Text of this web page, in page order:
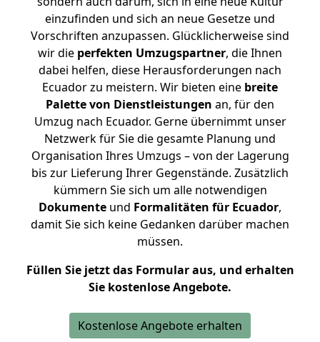
einzufinden und sich an neue Gesetze und
Vorschriften anzupassen. Glücklicherweise sind
wir die perfekten Umzugspartner, die Ihnen
dabei helfen, diese Herausforderungen nach
Ecuador zu meistern. Wir bieten eine breite
Palette von Dienstleistungen an, für den
Umzug nach Ecuador. Gerne übernimmt unser
Netzwerk für Sie die gesamte Planung und
Organisation Ihres Umzugs – von der Lagerung
bis zur Lieferung Ihrer Gegenstände. Zusätzlich
kümmern Sie sich um alle notwendigen
Dokumente und Formalitäten für Ecuador,
damit Sie sich keine Gedanken darüber machen
müssen.
Füllen Sie jetzt das Formular aus, und erhalten
Sie kostenlose Angebote.
Kostenlose Angebote erhalten